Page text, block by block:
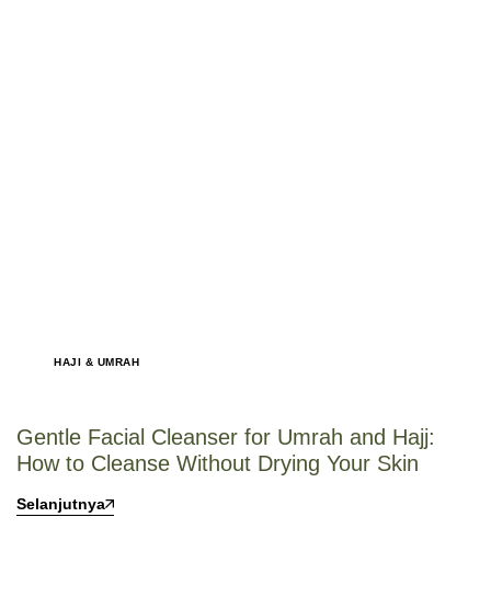
HAJI & UMRAH
Gentle Facial Cleanser for Umrah and Hajj:
How to Cleanse Without Drying Your Skin
Selanjutnya